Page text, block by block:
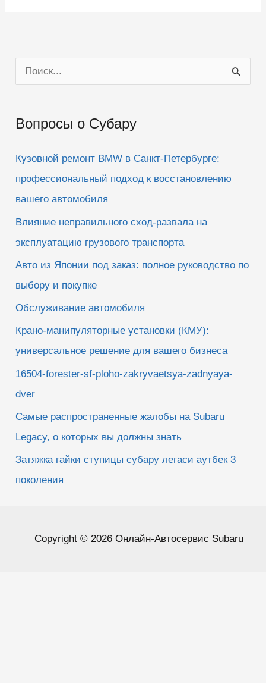
о
с
Вопросы о Субару
Кузовной ремонт BMW в Санкт-Петербурге:
профессиональный подход к восстановлению
вашего автомобиля
Влияние неправильного сход-развала на
эксплуатацию грузового транспорта
Авто из Японии под заказ: полное руководство по
выбору и покупке
Обслуживание автомобиля
Крано-манипуляторные установки (КМУ):
универсальное решение для вашего бизнеса
16504-forester-sf-ploho-zakryvaetsya-zadnyaya-
dver
Самые распространенные жалобы на Subaru
Legacy, о которых вы должны знать
Затяжка гайки ступицы субару легаси аутбек 3
поколения
Copyright © 2026 Онлайн-Автосервис Subaru